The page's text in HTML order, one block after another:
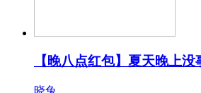
【晚八点红包】夏天晚上
晓兔